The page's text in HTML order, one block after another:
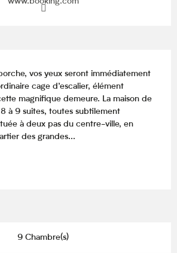
vos yeux seront immédiatement
cage d’escalier, élément
magnifique demeure. La maison de
à 9 suites, toutes subtilement
à deux pas du centre-ville, en
des grandes...
9 Chambre(s)